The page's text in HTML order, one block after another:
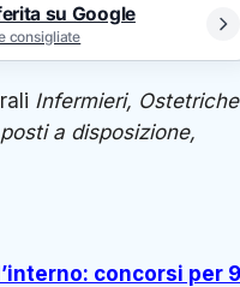
su Google
consigliate
Infermieri, Ostetriche
a disposizione,
concorsi per